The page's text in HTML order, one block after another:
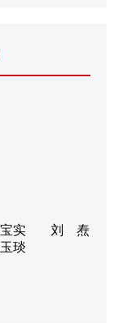
实
刘 焘
琰